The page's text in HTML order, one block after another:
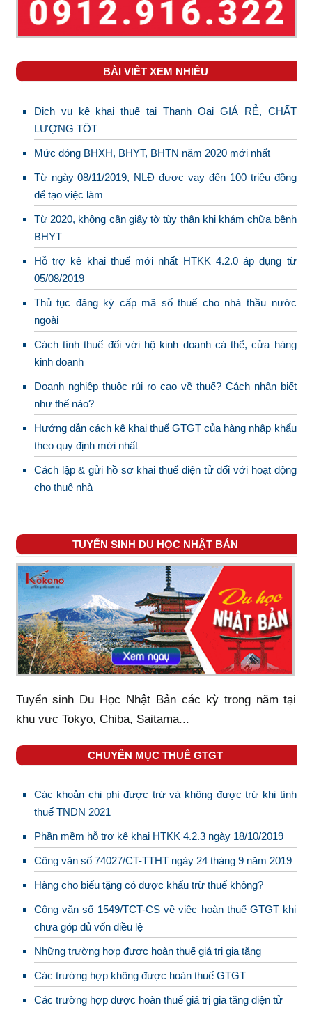
BÀI VIẾT XEM NHIỀU
Dịch vụ kê khai thuế tại Thanh Oai GIÁ RẺ, CHẤT
LƯỢNG TỐT
Mức đóng BHXH, BHYT, BHTN năm 2020 mới nhất
Từ ngày 08/11/2019, NLĐ được vay đến 100 triệu đồng
để tạo việc làm
Từ 2020, không cần giấy tờ tùy thân khi khám chữa bệnh
BHYT
Hỗ trợ kê khai thuế mới nhất HTKK 4.2.0 áp dụng từ
05/08/2019
Thủ tục đăng ký cấp mã số thuế cho nhà thầu nước
ngoài
Cách tính thuế đối với hộ kinh doanh cá thể, cửa hàng
kinh doanh
Doanh nghiệp thuộc rủi ro cao về thuế? Cách nhận biết
như thế nào?
Hướng dẫn cách kê khai thuế GTGT của hàng nhập khẩu
theo quy định mới nhất
Cách lập & gửi hồ sơ khai thuế điện tử đối với hoạt động
cho thuê nhà
TUYỂN SINH DU HỌC NHẬT BẢN
Tuyển sinh Du Học Nhật Bản các kỳ trong năm tại
khu vực Tokyo, Chiba, Saitama...
CHUYÊN MỤC THUẾ GTGT
Các khoản chi phí được trừ và không được trừ khi tính
thuế TNDN 2021
Phần mềm hỗ trợ kê khai HTKK 4.2.3 ngày 18/10/2019
Công văn số 74027/CT-TTHT ngày 24 tháng 9 năm 2019
Hàng cho biếu tặng có được khấu trừ thuế không?
Công văn số 1549/TCT-CS về việc hoàn thuế GTGT khi
chưa góp đủ vốn điều lệ
Những trường hợp được hoàn thuế giá trị gia tăng
Các trường hợp không được hoàn thuế GTGT
Các trường hợp được hoàn thuế giá trị gia tăng điện tử